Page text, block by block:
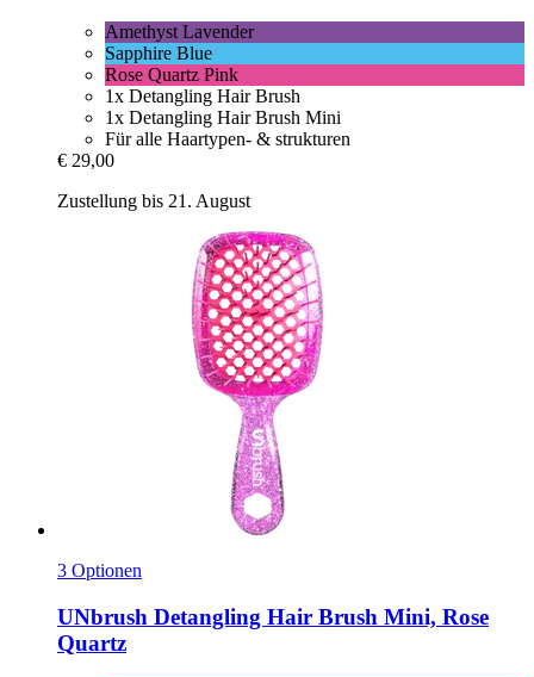
Amethyst Lavender
Sapphire Blue
Rose Quartz Pink
1x Detangling Hair Brush
1x Detangling Hair Brush Mini
Für alle Haartypen- & strukturen
€ 29,00
Zustellung bis 21. August
3 Optionen
UNbrush Detangling Hair Brush Mini, Rose
Quartz